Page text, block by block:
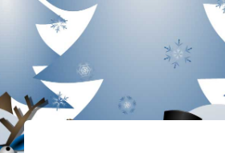
ACCÈS ET CONTACT